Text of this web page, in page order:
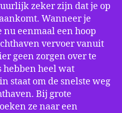
zeker zijn dat je op
Wanneer je
eenmaal een hoop
vervoer vanuit
geen zorgen over te
hebben heel wat
staat om de snelste weg
Bij grote
ze naar een